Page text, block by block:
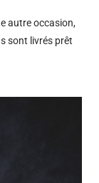
autre occasion,
sont livrés prêt